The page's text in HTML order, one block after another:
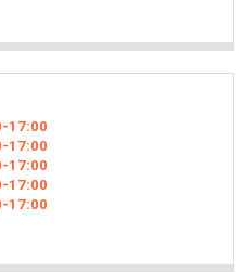
-17 00
-17 00
-17 00
-17 00
-17 00